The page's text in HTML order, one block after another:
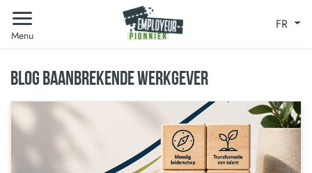
Menu
FR
BLOG BAANBREKENDE WERKGEVER